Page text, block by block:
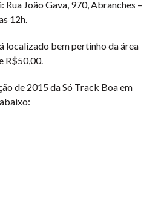
Rua João Gava, 970, Abranches –
12h.
localizado bem pertinho da área
R$50,00.
de 2015 da Só Track Boa em